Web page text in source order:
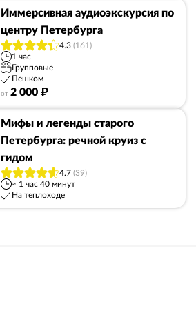
Иммерсивная аудиоэкскурсия по
центру Петербурга
4.3 (161)
1 час
Групповые
Пешком
от 2 000 ₽
Мифы и легенды старого
Петербурга: речной круиз с
гидом
4.7 (39)
≈ 1 час 40 минут
На теплоходе